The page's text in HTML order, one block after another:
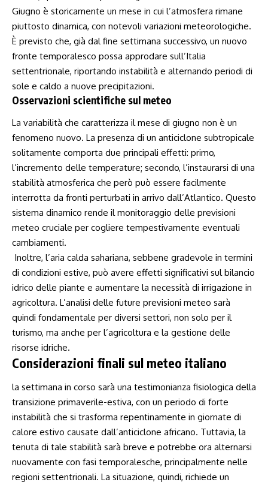
Giugno è storicamente un mese in cui l’atmosfera rimane
piuttosto ‌dinamica, ‌con notevoli variazioni meteorologiche.
È previsto che, già dal fine settimana successivo, un ⁤nuovo
fronte temporalesco possa ⁢approdare sull’Italia
settentrionale, riportando instabilità e alternando periodi ⁢di
sole e caldo ⁤a nuove ‍precipitazioni.
Osservazioni scientifiche ​sul meteo
La ⁣variabilità che caratterizza ⁢il mese di giugno non è un
fenomeno nuovo. La presenza di un anticiclone ​subtropicale
solitamente comporta due principali ‍effetti: primo,
l’incremento delle temperature; secondo, l’instaurarsi di una
stabilità atmosferica che però può essere facilmente
interrotta da fronti ‌perturbati in arrivo dall’Atlantico.⁢ Questo
sistema dinamico rende il ⁣monitoraggio ‌delle previsioni
meteo cruciale per ‌cogliere tempestivamente eventuali
cambiamenti.
⁤ Inoltre,⁢ l’aria calda sahariana, sebbene gradevole in termini
di condizioni estive, può ​avere effetti significativi sul bilancio
idrico delle piante e aumentare la necessità di⁣ irrigazione in
agricoltura. L’analisi ‌delle future previsioni meteo sarà
quindi fondamentale per diversi settori, non solo per il
turismo, ma anche per l’agricoltura e la gestione delle
risorse idriche.
Considerazioni finali sul meteo italiano
la settimana in corso sarà una testimonianza fisiologica della
transizione primaverile-estiva, con ⁤un⁤ periodo ‍di forte
instabilità che si trasforma repentinamente in giornate di
calore estivo causate dall’anticiclone africano.‍ Tuttavia, la
tenuta di tale⁣ stabilità sarà breve e potrebbe ‍ora alternarsi
nuovamente con fasi temporalesche, principalmente nelle
regioni settentrionali. La situazione, quindi, richiede un